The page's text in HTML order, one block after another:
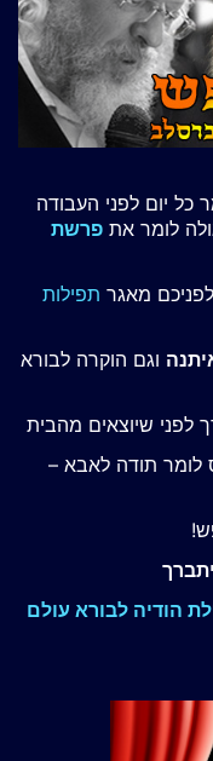
כל יום לפני העבודה
לומר את פרשת
לפניכם מאגר תפילות
וגם הוקרה לבורא
לפני שיוצאים מהבית
לומר תודה לאבא –
הודיה לבורא עולם